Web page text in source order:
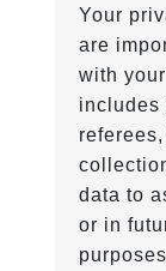
Your
are
with
includes
data to
or in